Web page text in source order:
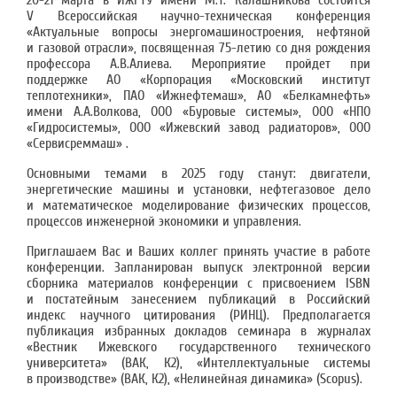
V Всероссийская научно-техническая конференция
«Актуальные вопросы энергомашиностроения, нефтяной
и газовой отрасли», посвященная 75-летию со дня рождения
профессора А.В.Алиева. Мероприятие пройдет при
поддержке АО «Корпорация «Московский институт
теплотехники», ПАО «Ижнефтемаш», АО «Белкамнефть»
имени А.А.Волкова, ООО «Буровые системы», ООО «НПО
«Гидросистемы», ООО «Ижевский завод радиаторов», ООО
«Сервисреммаш» .
Основными темами в 2025 году станут: двигатели,
энергетические машины и установки, нефтегазовое дело
и математическое моделирование физических процессов,
процессов инженерной экономики и управления.
Приглашаем Вас и Ваших коллег принять участие в работе
конференции. Запланирован выпуск электронной версии
сборника материалов конференции с присвоением ISBN
и постатейным занесением публикаций в Российский
индекс научного цитирования (РИНЦ). Предполагается
публикация избранных докладов семинара в журналах
«Вестник Ижевского государственного технического
университета» (ВАК, К2), «Интеллектуальные системы
в производстве» (ВАК, К2), «Нелинейная динамика» (Scopus).